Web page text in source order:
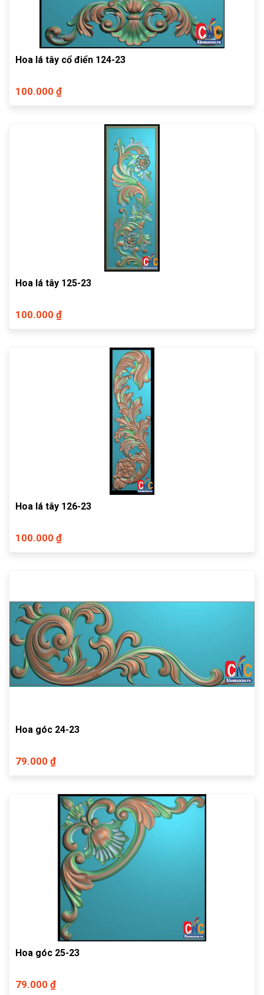
Hoa lá tây cổ điển 124-23
100.000 ₫
Hoa lá tây 125-23
100.000 ₫
Hoa lá tây 126-23
100.000 ₫
Hoa góc 24-23
79.000 ₫
Hoa góc 25-23
79.000 ₫